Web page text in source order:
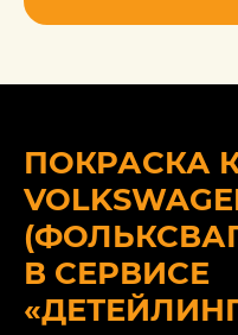
ПОКРАСКА
В СЕРВИСЕ